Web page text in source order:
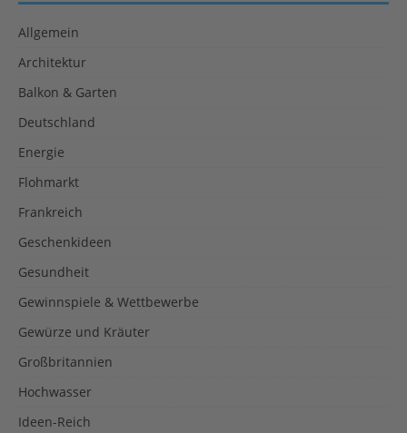
Allgemein
Architektur
Balkon & Garten
Deutschland
Energie
Flohmarkt
Frankreich
Geschenkideen
Gesundheit
Gewinnspiele & Wettbewerbe
Gewürze und Kräuter
Großbritannien
Hochwasser
Ideen-Reich